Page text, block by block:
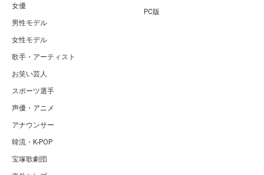
女優
男性モデル
女性モデル
歌手・アーティスト
お笑い芸人
スポーツ選手
声優・アニメ
アナウンサー
韓流・K-POP
宝塚歌劇団
PC版